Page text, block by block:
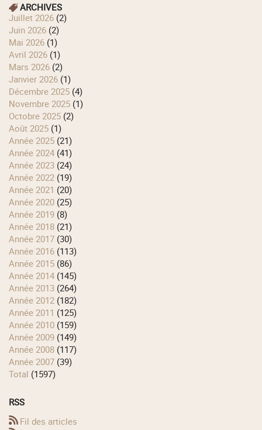
ARCHIVES
juillet 2026 (2)
juin 2026 (2)
mai 2026 (1)
avril 2026 (1)
mars 2026 (2)
janvier 2026 (1)
décembre 2025 (4)
novembre 2025 (1)
octobre 2025 (2)
août 2025 (1)
année 2025 (21)
année 2024 (41)
année 2023 (24)
année 2022 (19)
année 2021 (20)
année 2020 (25)
année 2019 (8)
année 2018 (21)
année 2017 (30)
année 2016 (113)
année 2015 (86)
année 2014 (145)
année 2013 (264)
année 2012 (182)
année 2011 (125)
année 2010 (159)
année 2009 (149)
année 2008 (117)
année 2007 (39)
total (1597)
RSS
Fil des articles